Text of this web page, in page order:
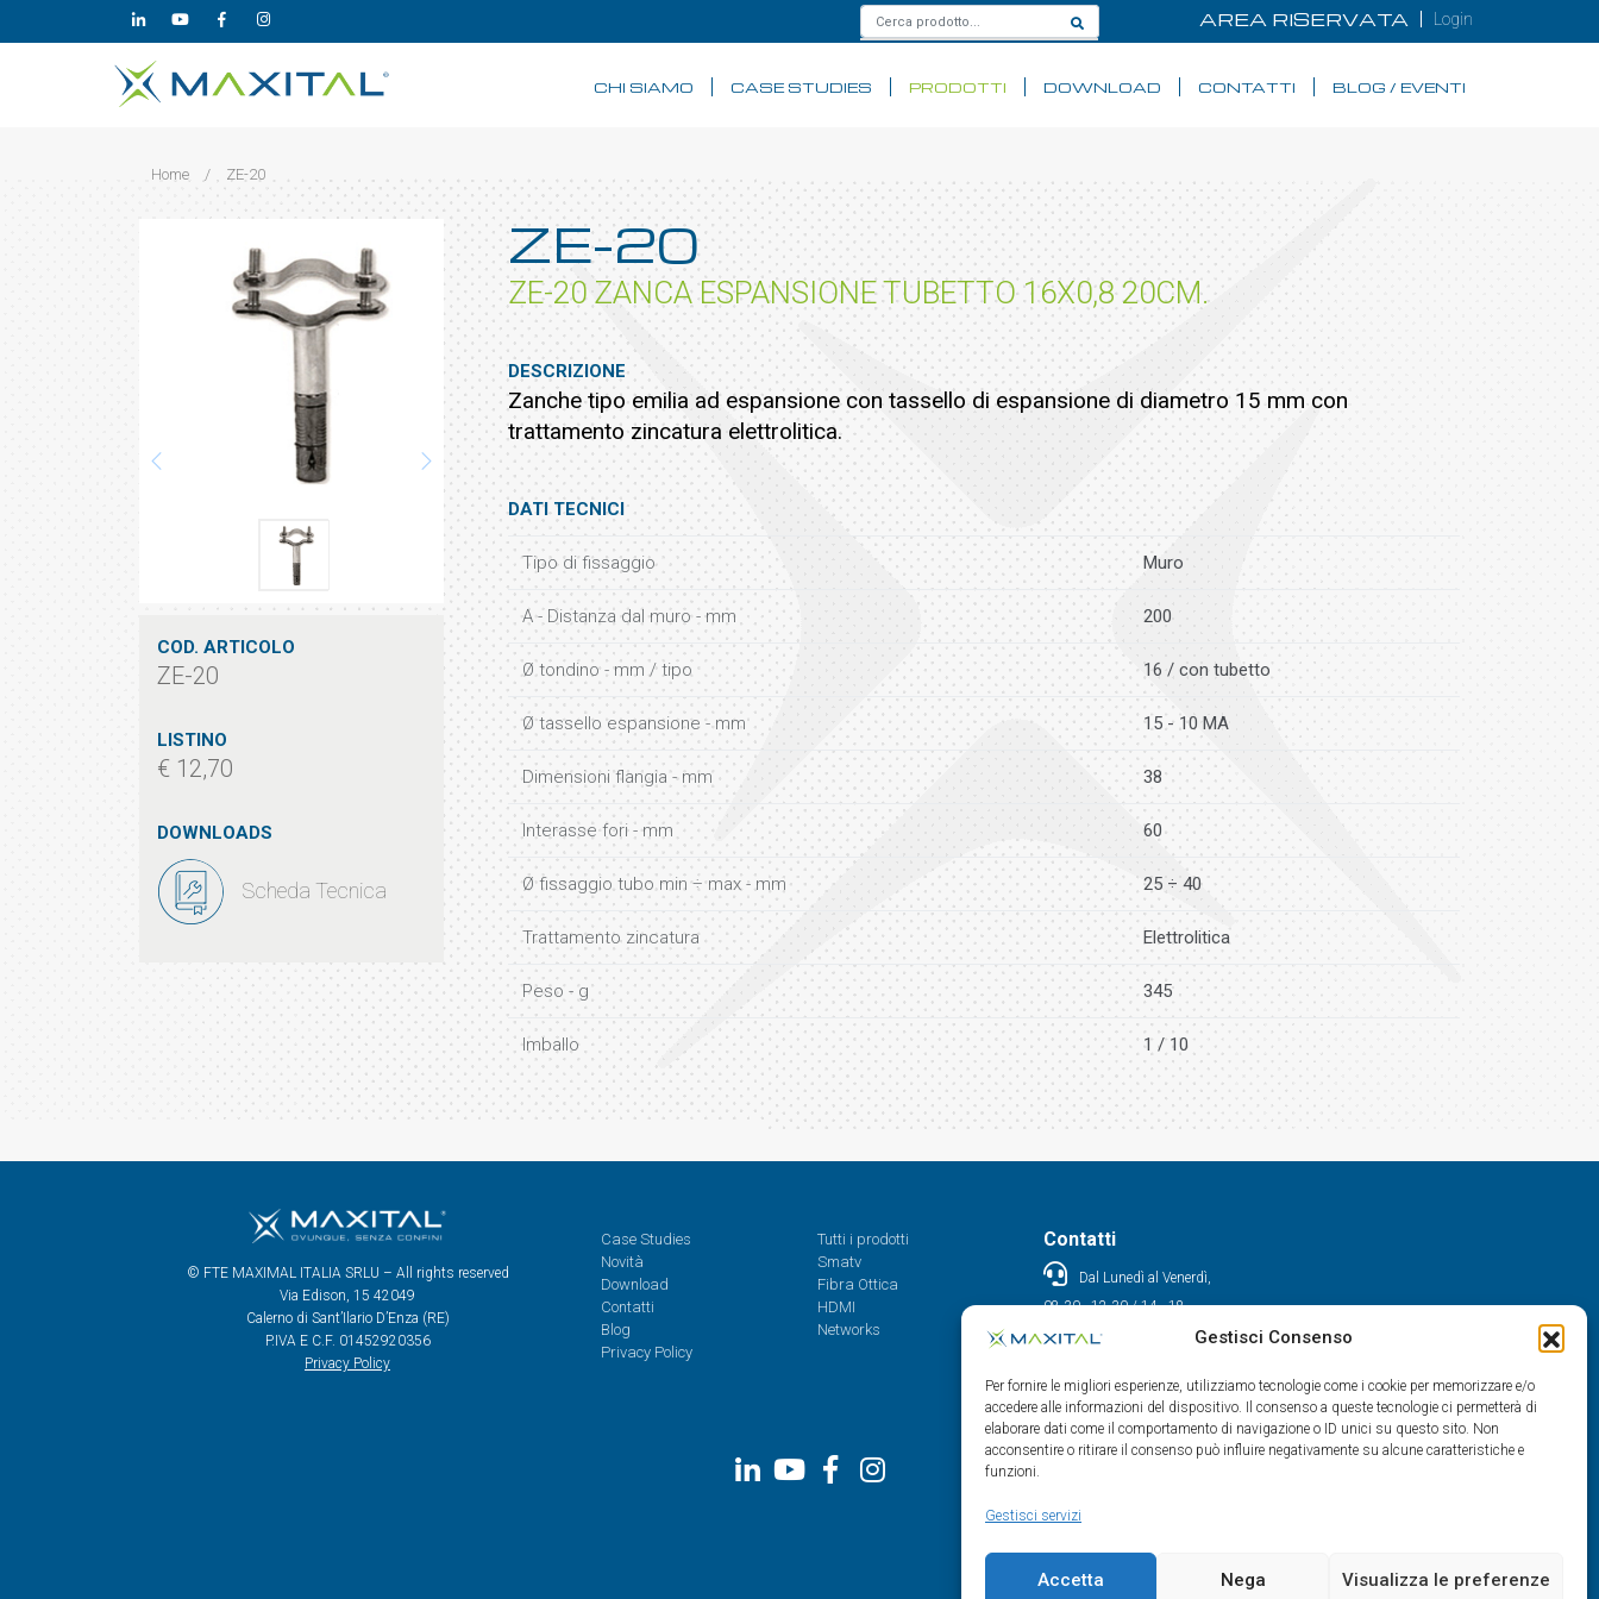
Gestisci Consenso
Per fornire le migliori esperienze, utilizziamo tecnologie come i cookie per memorizzare e/o
accedere alle informazioni del dispositivo. Il consenso a queste tecnologie ci permetterà di
elaborare dati come il comportamento di navigazione o ID unici su questo sito. Non
acconsentire o ritirare il consenso può influire negativamente su alcune caratteristiche e
funzioni.
Gestisci servizi
Accetta Nega Visualizza le preferenze
AREA RISERVATA Login
CHI SIAMO CASE STUDIES PRODOTTI DOWNLOAD CONTATTI BLOG / EVENTI
Home / ZE-20
COD. ARTICOLO
ZE-20
LISTINO
€ 12,70
DOWNLOADS
Scheda Tecnica
ZE-20
ZE-20 ZANCA ESPANSIONE TUBETTO 16X0,8 20CM.
DESCRIZIONE
Zanche tipo emilia ad espansione con tassello di espansione di diametro 15 mm con
trattamento zincatura elettrolitica.
DATI TECNICI
Tipo di fissaggio Muro
A - Distanza dal muro - mm 200
Ø tondino - mm / tipo 16 / con tubetto
Ø tassello espansione - mm 15 - 10 MA
Dimensioni flangia - mm 38
Interasse fori - mm 60
Ø fissaggio tubo min ÷ max - mm 25 ÷ 40
Trattamento zincatura Elettrolitica
Peso - g 345
Imballo 1 / 10
© FTE MAXIMAL ITALIA SRLU – All rights reserved
Via Edison, 15 42049
Calerno di Sant’Ilario D’Enza (RE)
P.IVA E C.F. 01452920356
Privacy Policy
Case Studies
Novità
Download
Contatti
Blog
Privacy Policy
Tutti i prodotti
Smatv
Fibra Ottica
HDMI
Networks
Contatti
Dal Lunedì al Venerdì,
08.30 - 12.30 / 14 - 18
0522/909701
info@maxital.it